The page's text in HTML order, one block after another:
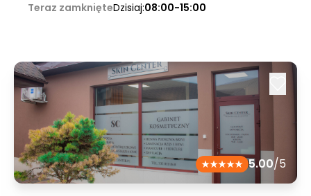
Teraz zamknięteDzisiaj:08:00-15:00
5.00/5